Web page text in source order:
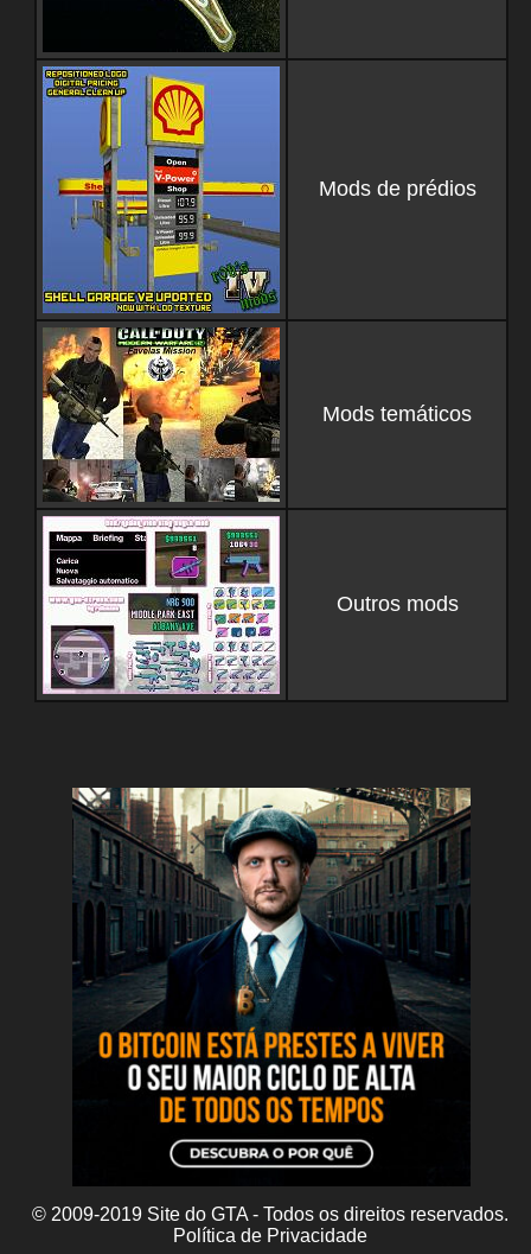
Mods de prédios
Mods temáticos
Outros mods
© 2009-2019 Site do GTA - Todos os direitos reservados.
Política de Privacidade